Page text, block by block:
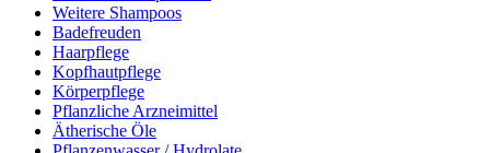
Weitere Shampoos
Badefreuden
Haarpflege
Kopfhautpflege
Körperpflege
Pflanzliche Arzneimittel
Ätherische Öle